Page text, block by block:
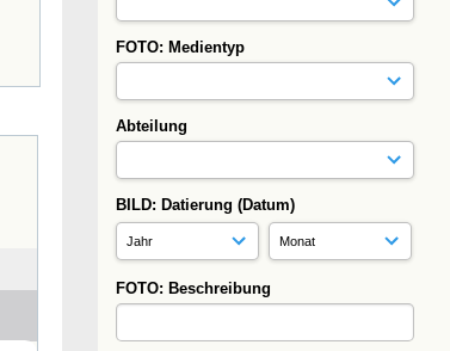
FOTO: Medientyp
Abteilung
BILD: Datierung (Datum)
FOTO: Beschreibung